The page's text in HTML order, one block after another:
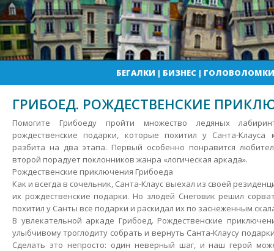
БЕГАЛКИ | БИЗНЕС| ГОЛОВОЛОМКИ
ГРИБОЕД. РОЖДЕСТВЕНСКИЕ
Помогите Грибоеду пройти множество ледяных
рождественские подарки, которые похитил у Санта-Клауса
разбита на два этапа. Первый особенно понравится
второй порадует поклонников жанра «логическая аркада».
Рождественские приключения Грибоеда
Как и всегда в сочельник, Санта-Клаус выехал из своей
их рождественские подарки. Но злодей Снеговик решил
похитил у Санты все подарки и раскидал их по заснеженным
В увлекательной аркаде Грибоед. Рождественские
улыбчивому троглодиту собрать и вернуть Санта-Клаусу
Сделать это непросто: один неверный шаг, и наш герой